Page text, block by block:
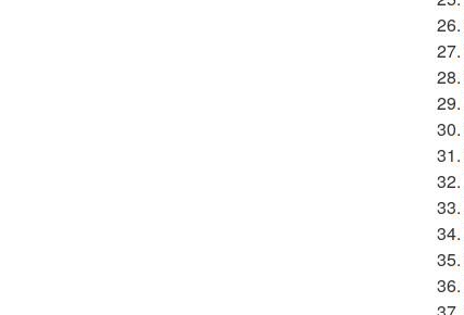
26.
27.
28.
29.
30.
31.
32.
33.
34.
35.
36.